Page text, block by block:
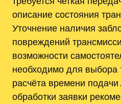
описание состояния
Уточнение наличия
повреждений
возможности
необходимо для
расчёта времени
обработки заявки